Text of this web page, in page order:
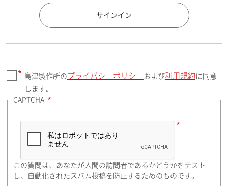
国 / エリア
郵便番号（勤務先）
住所検索
都道府県（勤務先）
サインイン
島津製作所の プライバシーポリシーおよび利用規約 に同意
します。
CAPTCHA
この質問は、あなたが人間の訪問者であるかどうかをテスト
し、自動化されたスパム投稿を防止するためのものです。